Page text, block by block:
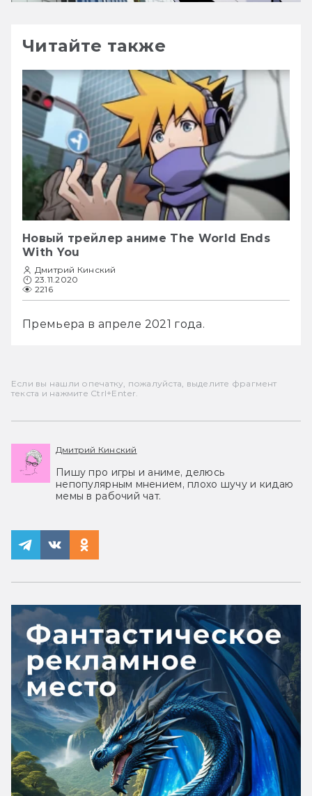
Читайте также
Новый трейлер аниме The World Ends
With You
Дмитрий Кинский
23.11.2020
2216
Премьера в апреле 2021 года.
Если вы нашли опечатку, пожалуйста, выделите фрагмент
текста и нажмите Ctrl+Enter.
Дмитрий Кинский
Пишу про игры и аниме, делюсь
непопулярным мнением, плохо шучу и кидаю
мемы в рабочий чат.